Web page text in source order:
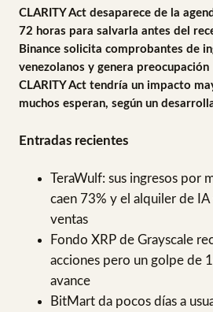
CLARITY Act desaparece de la
72 horas para salvarla antes del
Binance solicita comprobantes de
venezolanos y genera preocupación
CLARITY Act tendría un impacto
muchos esperan, según un
Entradas recientes
TeraWulf: sus ingresos por
caen 73% y el alquiler de IA
ventas
Fondo XRP de Grayscale
acciones pero un golpe de
avance
BitMart da pocos días a